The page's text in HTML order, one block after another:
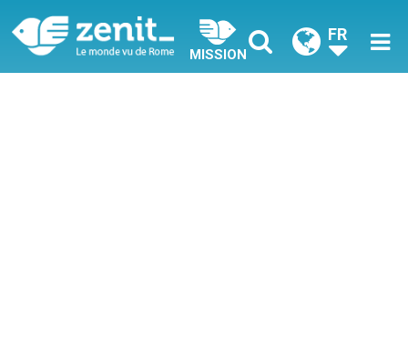
MISSION
FR